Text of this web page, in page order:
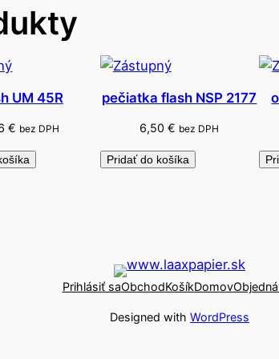
UM 45R
€ bez DPH
pečiatka flash NSP 2177
6,50€ bez DPH
Pridať do košíka
Prihlásiť saObchodKošíkDomov
Designed with WordPress